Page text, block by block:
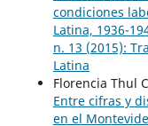
condiciones
Latina, 1936-
n. 13 (2015):
Latina
Florencia Thul
Entre cifras y
en el